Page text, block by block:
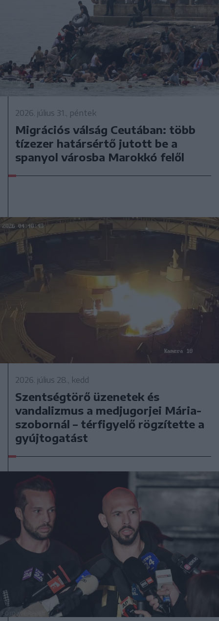
2026. július 31., péntek
Migrációs válság Ceutában: több
tízezer határsértő jutott be a
spanyol városba Marokkó felől
2026. július 28., kedd
Szentségtörő üzenetek és
vandalizmus a medjugorjei Mária-
szobornál – térfigyelő rögzítette a
gyújtogatást